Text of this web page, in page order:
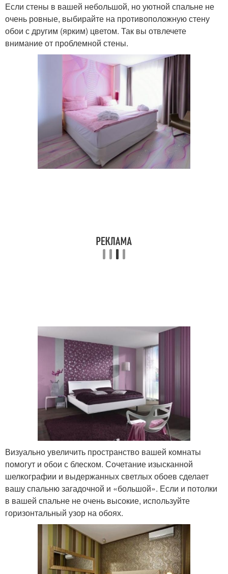
Если стены в вашей небольшой, но уютной спальне не
очень ровные, выбирайте на противоположную стену
обои с другим (ярким) цветом. Так вы отвлечете
внимание от проблемной стены.
Визуально увеличить пространство вашей комнаты
помогут и обои с блеском. Сочетание изысканной
шелкографии и выдержанных светлых обоев сделает
вашу спальню загадочной и «большой». Если и потолки
в вашей спальне не очень высокие, используйте
горизонтальный узор на обоях.